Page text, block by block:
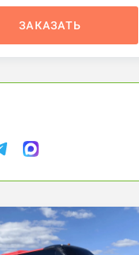
ЗАКАЗАТЬ